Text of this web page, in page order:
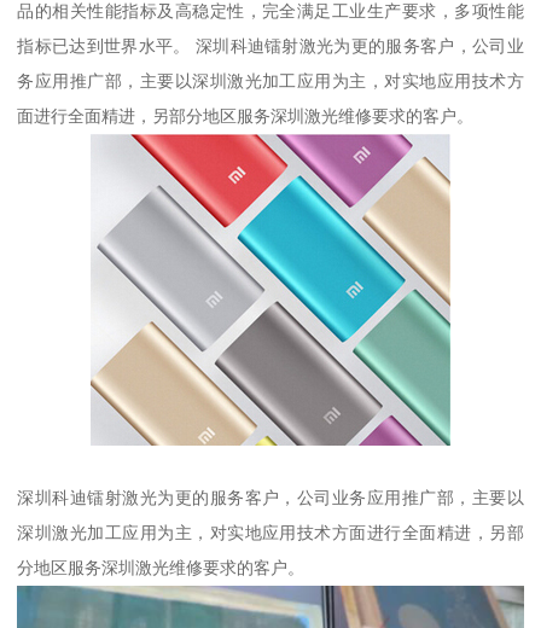
品的相关性能指标及高稳定性，完全满足工业生产要求，多项性能
指标已达到世界水平。 深圳科迪镭射激光为更的服务客户，公司业
务应用推广部，主要以深圳激光加工应用为主，对实地应用技术方
面进行全面精进，另部分地区服务深圳激光维修要求的客户。
深圳科迪镭射激光为更的服务客户，公司业务应用推广部，主要以
深圳激光加工应用为主，对实地应用技术方面进行全面精进，另部
分地区服务深圳激光维修要求的客户。